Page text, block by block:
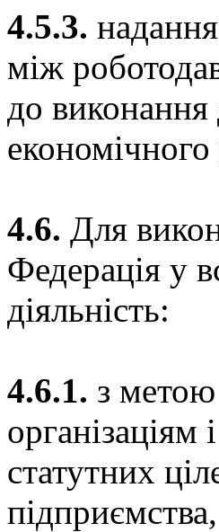
4.5.3.
між
до
економічного
4.6. Для
Федерація у
діяльність:
4.6.1. з
статутних